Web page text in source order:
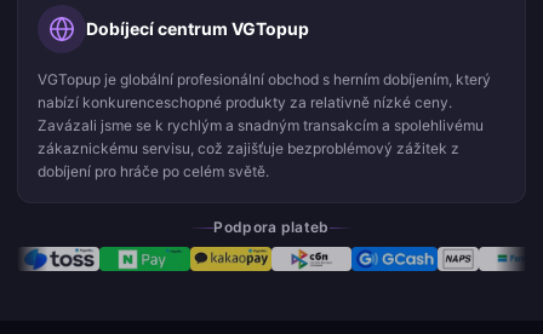
Dobíjecí centrum VGTopup
VGTopup je globální profesionální obchod s herním dobíjením, který
nabízí konkurenceschopné produkty za relativně nízké ceny.
Zavázali jsme se k rychlým a snadným transakcím a spolehlivému
zákaznickému servisu, což zajišťuje bezproblémový zážitek z
dobíjení pro hráče po celém světě.
Podpora plateb